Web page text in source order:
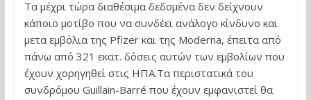
Τα μέχρι τώρα διαθέσιμα δεδομένα δεν δείχνουν
κάποιο μοτίβο που να συνδέει ανάλογο κίνδυνο και
μετα εμβόλια της Pfizer και της Moderna, έπειτα από
πάνω από 321 εκατ. δόσεις αυτών των εμβολίων που
έχουν χορηγηθεί στις ΗΠΑ.Τα περιστατικά του
συνδρόμου Guillain-Barré που έχουν εμφανιστεί θα